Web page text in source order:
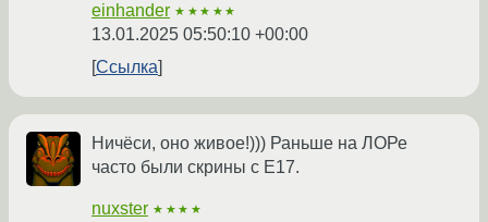
einhander ★★★★★
13.01.2025 05:50:10 +00:00
Ссылка
Ничёси, оно живое!))) Раньше на ЛОРе
часто были скрины с E17.
nuxster ★★★★